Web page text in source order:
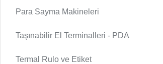
Para Sayma Makineleri
Taşınabilir El Terminalleri - PDA
Termal Rulo ve Etiket